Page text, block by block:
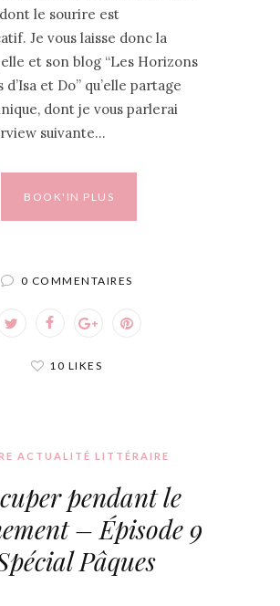
le sourire est
Je vous laisse donc la
et son blog “Les Horizons
et Do” qu’elle partage
dont je vous parlerai
suivante…
BOOK'IN PLUS
0 COMMENTAIRES
10 LIKES
ACTUALITÉ LITTÉRAIRE
pendant le
– Épisode 9
Pâques